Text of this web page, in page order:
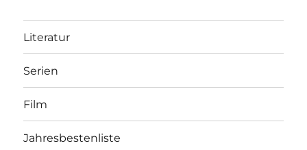
Literatur
Serien
Film
Jahresbestenliste